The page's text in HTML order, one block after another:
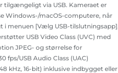
tilgængeligt via USB. Kameraet er
Windows-/macOS-computere, når
i menuen [Vælg USB-
USB Video Class (UVC) med
JPEG- og størrelse for
fps/USB Audio Class (UAC)
kHz, 16-bit) inklusive indbygget eller